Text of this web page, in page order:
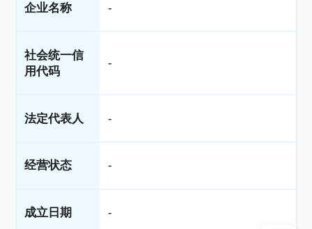
企业名称 -
社会统一信
用代码
-
法定代表人 -
经营状态 -
成立日期 -